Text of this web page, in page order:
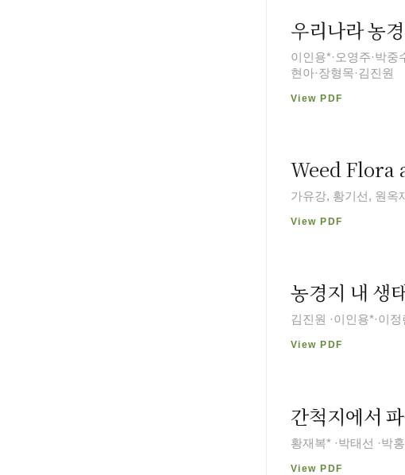
우리나라 농
이인용*·오영주·박중
현아·장형목·김진원
View PDF
Weed Flora
가유강, 황기선, 원옥
View PDF
농경지 내 생
김진원 ·이인용*·이정
View PDF
간척지에서
황재복* ·박태선 ·박
View PDF